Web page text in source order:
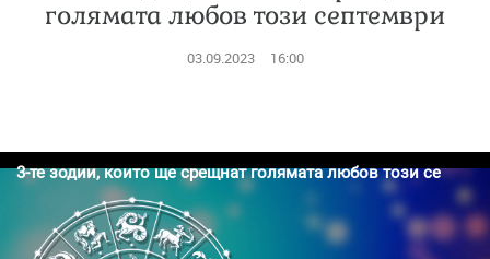
голямата любов този септември
03.09.2023 16:00